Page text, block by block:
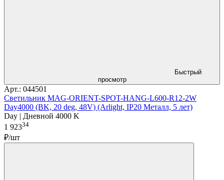
Быстрый
просмотр
Арт.: 044501
Светильник MAG-ORIENT-SPOT-HANG-L600-R12-2W
Day4000 (BK, 20 deg, 48V) (Arlight, IP20 Металл, 5 лет)
Day | Дневной 4000 K
1 92334
₽/шт